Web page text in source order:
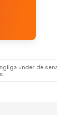
under de